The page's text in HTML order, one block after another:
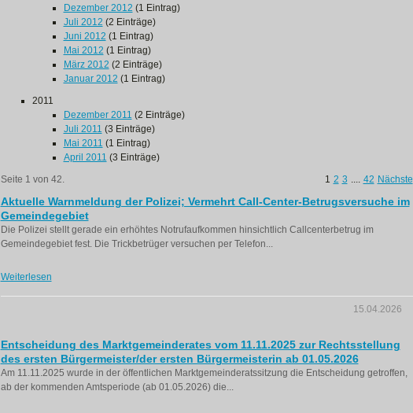
Dezember 2012 (1 Eintrag)
Juli 2012 (2 Einträge)
Juni 2012 (1 Eintrag)
Mai 2012 (1 Eintrag)
März 2012 (2 Einträge)
Januar 2012 (1 Eintrag)
2011
Dezember 2011 (2 Einträge)
Juli 2011 (3 Einträge)
Mai 2011 (1 Eintrag)
April 2011 (3 Einträge)
Seite 1 von 42.
1 2 3 .... 42 Nächste
Aktuelle Warnmeldung der Polizei; Vermehrt Call-Center-Betrugsversuche im
Gemeindegebiet
Die Polizei stellt gerade ein erhöhtes Notrufaufkommen hinsichtlich Callcenterbetrug im
Gemeindegebiet fest. Die Trickbetrüger versuchen per Telefon...
Weiterlesen
15.04.2026
Entscheidung des Marktgemeinderates vom 11.11.2025 zur Rechtsstellung
des ersten Bürgermeister/der ersten Bürgermeisterin ab 01.05.2026
Am 11.11.2025 wurde in der öffentlichen Marktgemeinderatssitzung die Entscheidung getroffen,
ab der kommenden Amtsperiode (ab 01.05.2026) die...